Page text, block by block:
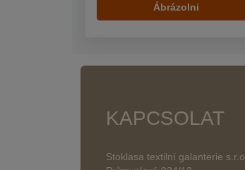
Ábrázolni
KAPCSOLAT
Stoklasa textilní galanterie s.r.o.